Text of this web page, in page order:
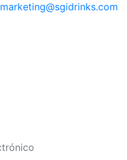
marketing@sgidrinks.com